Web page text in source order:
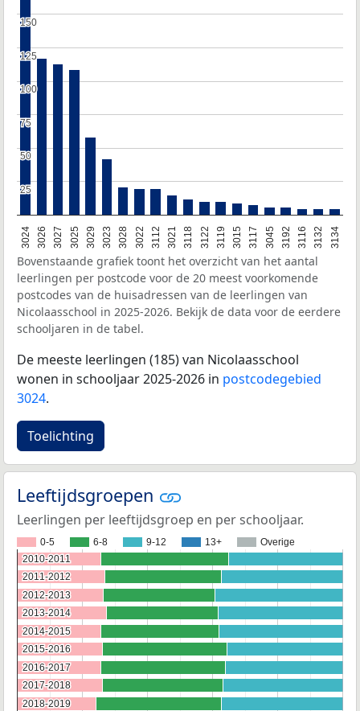
3024 3026 3027 3025 3029 3023 3028 3022 3112 3021 3118 3122 3119 3015 3117 3045 3192 3116 3132 3134
25
25
50
50
75
75
100
100
125
125
150
150
Bovenstaande grafiek toont het overzicht van het aantal
leerlingen per postcode voor de 20 meest voorkomende
postcodes van de huisadressen van de leerlingen van
Nicolaasschool in 2025-2026. Bekijk de data voor de eerdere
schooljaren in de tabel.
De meeste leerlingen (185) van Nicolaasschool
wonen in schooljaar 2025-2026 in postcodegebied
3024.
Toelichting
Leeftijdsgroepen
Leerlingen per leeftijdsgroep en per schooljaar.
0-5 6-8 9-12 13+ Overige
2010-2011
2010-2011
2011-2012
2011-2012
2012-2013
2012-2013
2013-2014
2013-2014
2014-2015
2014-2015
2015-2016
2015-2016
2016-2017
2016-2017
2017-2018
2017-2018
2018-2019
2018-2019